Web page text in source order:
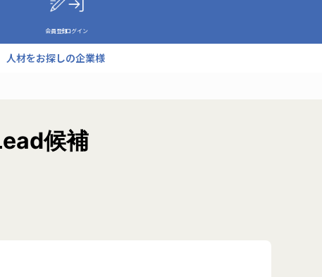
会員登録ログイン
人材をお探しの企業様
候補